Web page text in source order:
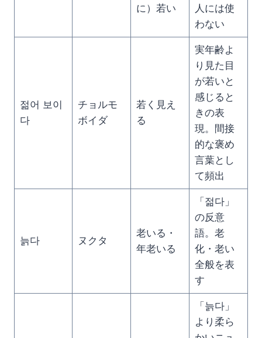
に）若い
人には使
わない
젊어 보이
다
チョルモ
ボイダ
若く見え
る
実年齢よ
り見た目
が若いと
感じると
きの表
現。間接
的な褒め
言葉とし
て頻出
늙다 ヌクタ
老いる・
年老いる
「젊다」
の反意
語。老
化・老い
全般を表
す
「늙다」
より柔ら